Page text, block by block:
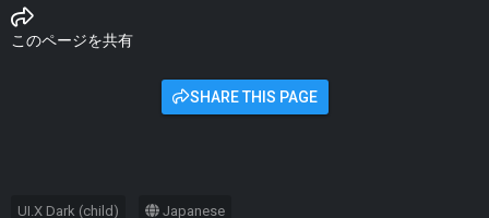
このページを共有
SHARE THIS PAGE
UI.X Dark (child) Japanese